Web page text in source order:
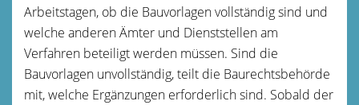
Arbeitstagen, ob die Bauvorlagen vollständig sind und
welche anderen Ämter und Dienststellen am
Verfahren beteiligt werden müssen. Sind die
Bauvorlagen unvollständig, teilt die Baurechtsbehörde
mit, welche Ergänzungen erforderlich sind. Sobald der